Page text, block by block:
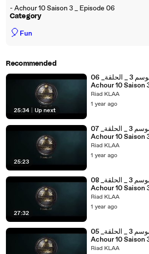
- Achour 10 Saison 3 _ Episode 06
Category
🎈 Fun
Recommended
25:34 Up next
عاشور العاشر الموسم 3 _ الحلقة_ 06 -
Achour 10 Saison
Riad KLAA
1 year ago
25:23
عاشور العاشر الموسم 3 _ الحلقة_ 07 -
Achour 10 Saison
Riad KLAA
1 year ago
27:32
عاشور العاشر الموسم 3 _ الحلقة_ 08 -
Achour 10 Saison
Riad KLAA
1 year ago
عاشور العاشر الموسم 3 _ الحلقة_ 05 -
Achour 10 Saison
Riad KLAA